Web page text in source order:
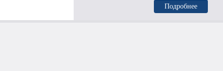
Подробнее